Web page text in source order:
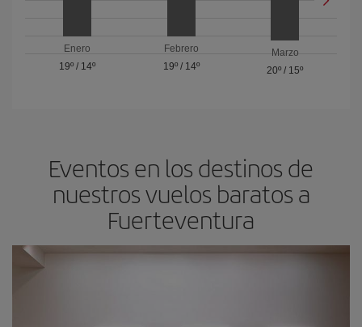
Enero
19º/ 14º
Febrero
19º/ 14º
Marzo
20º / 15º
Eventos en los destinos de
nuestros vuelos baratos a
Fuerteventura